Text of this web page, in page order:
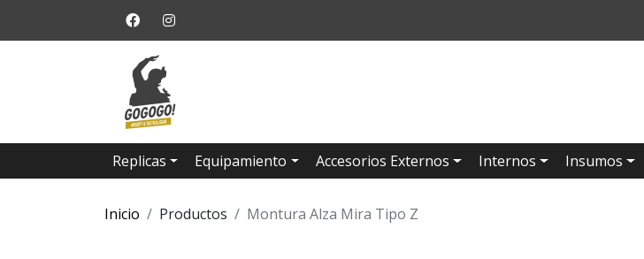
Replicas Equipamiento Accesorios Externos Internos Insumos
Inicio Productos Montura Alza Mira Tipo Z